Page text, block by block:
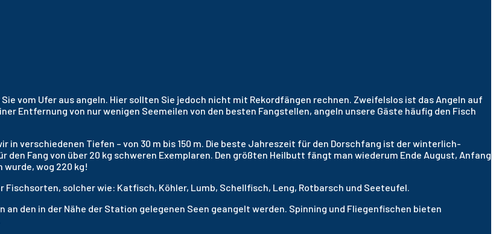
vom Ufer aus angeln. Hier sollten Sie jedoch nicht mit Rekordfängen rechnen. Zweifelslos ist das Angeln auf
Entfernung von nur wenigen Seemeilen von den besten Fangstellen, angeln unsere Gäste häufig den Fisch
verschiedenen Tiefen – von 30 m bis 150 m. Die beste Jahreszeit für den Dorschfang ist der winterlich-
Fang von über 20 kg schweren Exemplaren. Den größten Heilbutt fängt man wiederum Ende August, Anfang
wurde, wog 220 kg!
solcher wie: Katfisch, Köhler, Lumb, Schellfisch, Leng, Rotbarsch und Seeteufel.
den in der Nähe der Station gelegenen Seen geangelt werden. Spinning und Fliegenfischen bieten